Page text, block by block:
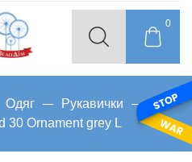
0
Одяг
Рукавички
30 Ornament grey L